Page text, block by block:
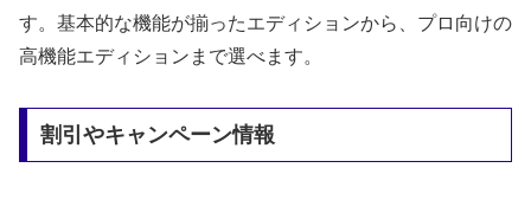
す。基本的な機能が揃ったエディションから、プロ向けの
高機能エディションまで選べます。
割引やキャンペーン情報